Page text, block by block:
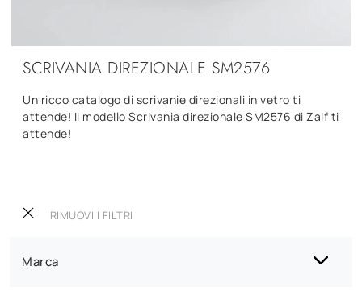
RIMUOVI I FILTRI
Marca
SCRIVANIA DIREZIONALE SM2576
Un ricco catalogo di scrivanie direzionali in vetro ti
attende! Il modello Scrivania direzionale SM2576 di Zalf ti
attende!